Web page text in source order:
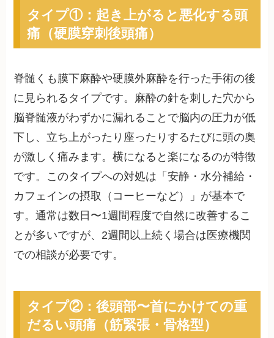
タイプ①：起き上がると悪化する頭
痛（硬膜穿刺後頭痛）
脊髄くも膜下麻酔や硬膜外麻酔を行った手術の後
に見られるタイプです。麻酔の針を刺した穴から
脳脊髄液がわずかに漏れることで脳内の圧力が低
下し、立ち上がったり座ったりするたびに頭の奥
が激しく痛みます。横になると楽になるのが特徴
です。このタイプへの対処は「安静・水分補給・
カフェインの摂取（コーヒーなど）」が基本で
す。通常は数日〜1週間程度で自然に改善するこ
とが多いですが、2週間以上続く場合は医療機関
での相談が必要です。
タイプ②：後頭部〜首にかけての重
だるい頭痛（筋緊張・骨格型）